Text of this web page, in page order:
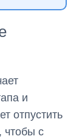
и
отпустить
чтобы с